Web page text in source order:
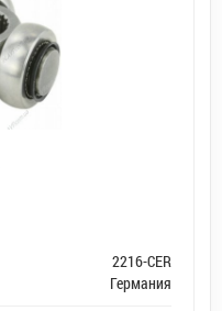
2216-CER
Германия